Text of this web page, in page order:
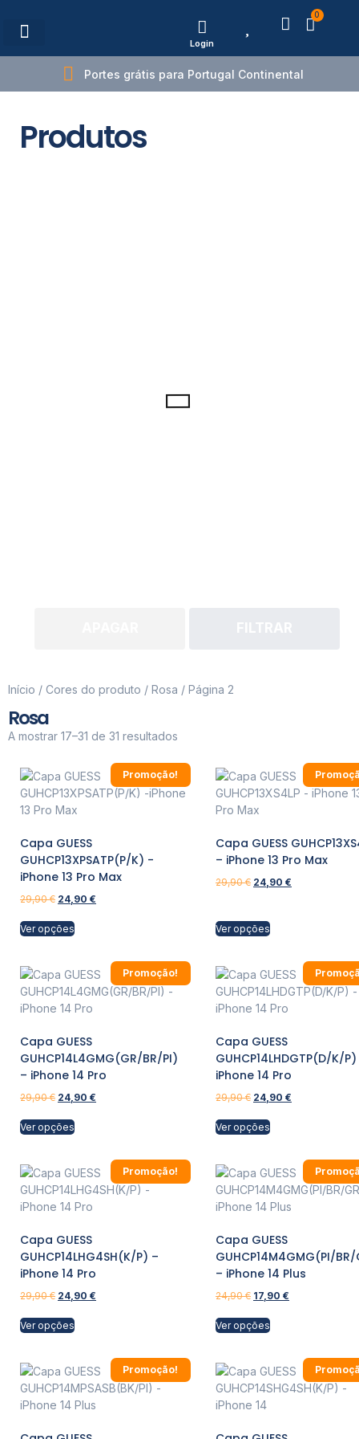
Login
0
Portes grátis para Portugal Continental
Produtos
Início / Cores do produto / Rosa / Página 2
Rosa
A mostrar 17–31 de 31 resultados
Promoção!
Capa GUESS
GUHCP13XPSATP(P/K) -
iPhone 13 Pro Max
29,90€ 24,90 €
Ver opções
Capa GUESS
– iPhone 13 Pro Max
29,90€ 24,90 €
Ver opções
Promoção!
Capa GUESS
GUHCP14L4GMG(GR/BR/PI)
– iPhone 14 Pro
29,90€ 24,90 €
Ver opções
Capa GUESS
GUHCP14LHDGTP(D/K/
iPhone 14 Pro
29,90€ 24,90 €
Ver opções
Promoção!
Capa GUESS
GUHCP14LHG4SH(K/P) –
iPhone 14 Pro
29,90€ 24,90 €
Ver opções
Capa GUESS
GUHCP14M4GMG(PI/
– iPhone 14 Plus
24,90€ 17,90 €
Ver opções
Promoção!